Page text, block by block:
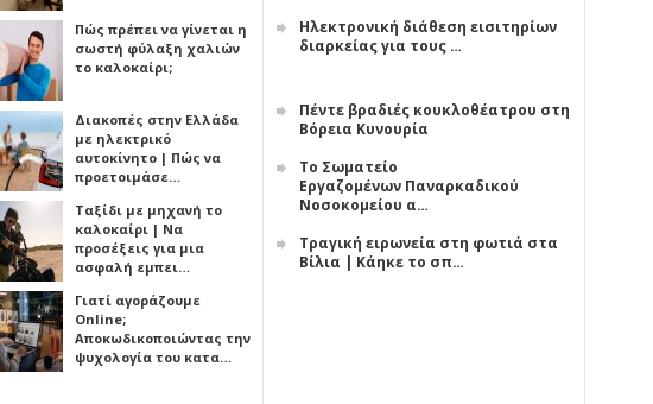
Πώς πρέπει να γίνεται η
σωστή φύλαξη χαλιών
το καλοκαίρι;
Διακοπές στην Ελλάδα
με ηλεκτρικό
αυτοκίνητο | Πώς να
προετοιμάσε…
Ταξίδι με μηχανή το
καλοκαίρι | Να
προσέξεις για μια
ασφαλή εμπει…
Γιατί αγοράζουμε
Online;
Αποκωδικοποιώντας την
ψυχολογία του κατα…
Ηλεκτρονική διάθεση εισιτηρίων
διαρκείας για τους …
Πέντε βραδιές κουκλοθέατρου στη
Βόρεια Κυνουρία
Το Σωματείο
Εργαζομένων Παναρκαδικού
Νοσοκομείου α…
Τραγική ειρωνεία στη φωτιά στα
Βίλια | Κάηκε το σπ…